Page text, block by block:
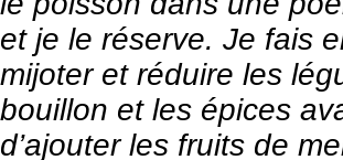
et je le réserve. Je fais
mijoter et réduire les
bouillon et les épices
d’ajouter les fruits de